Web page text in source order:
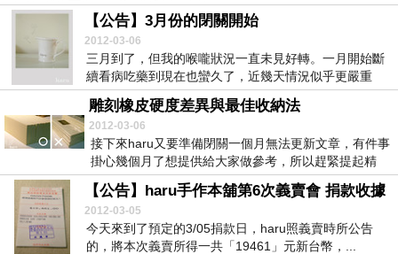
【公告】3月份的閉關開始
2012-03-06
三月到了，但我的喉嚨狀況一直未見好轉。一月開始斷
續看病吃藥到現在也蠻久了，近幾天情況似乎更嚴重
些，所...
雕刻橡皮硬度差異與最佳收納法
2012-03-06
接下來haru又要準備閉關一個月無法更新文章，有件事
掛心幾個月了想提供給大家做參考，所以趕緊提起精
神...
【公告】haru手作本舖第6次義賣會 捐款收據
2012-03-05
今天來到了預定的3/05捐款日，haru照義賣時所公告
的，將本次義賣所得一共「19461」元新台幣，...